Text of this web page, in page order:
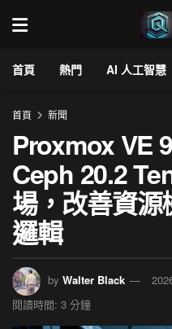
首頁 熱門 AI 人工智慧
首頁 新聞
Proxmox VE
Ceph 20.2
場，改善資
邏輯
by Walter Black
閱讀時間: 3 分鐘